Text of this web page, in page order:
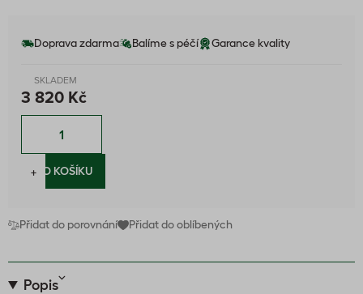
Doprava zdarma Balíme s péčí Garance kvality
SKLADEM
3 820 Kč
−
+DO KOŠÍKU
Přidat do porovnání Přidat do oblíbených
Popis